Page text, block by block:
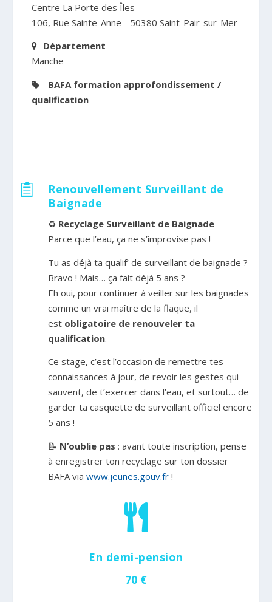
Centre La Porte des Îles
106, Rue Sainte-Anne - 50380 Saint-Pair-sur-Mer
Département
Manche
BAFA formation approfondissement /
qualification

Renouvellement Surveillant de
Baignade
♻ Recyclage Surveillant de Baignade —
Parce que l’eau, ça ne s’improvise pas !
Tu as déjà ta qualif’ de surveillant de baignade ?
Bravo ! Mais… ça fait déjà 5 ans ?
Eh oui, pour continuer à veiller sur les baignades
comme un vrai maître de la flaque, il
est obligatoire de renouveler ta
qualification.
Ce stage, c’est l’occasion de remettre tes
connaissances à jour, de revoir les gestes qui
sauvent, de t’exercer dans l’eau, et surtout… de
garder ta casquette de surveillant officiel encore
5 ans !
📝 N’oublie pas : avant toute inscription, pense
à enregistrer ton recyclage sur ton dossier
BAFA viawww.jeunes.gouv.fr !

En demi-pension
70 €